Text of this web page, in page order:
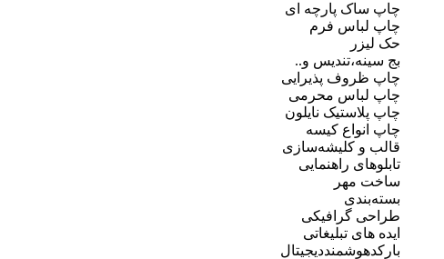
چاپ ساک پارچه ای
چاپ لباس فرم
حک لیزر
بج سینه،تندیس و..
چاپ ظروف پذیرایی
چاپ لباس محرمی
چاپ پلاستیک نایلون
چاپ انواع کیسه
قالب و کلیشه‌سازی
تابلوهای راهنمایی
ساخت مهر
بسته‌بندی
طراحی گرافیکی
ایده های تبلیغاتی
بارکدهوشمنددیجیتال